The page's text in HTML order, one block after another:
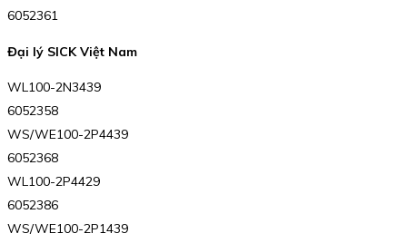
6052361
Đại lý SICK Việt Nam
WL100-2N3439
6052358
WS/WE100-2P4439
6052368
WL100-2P4429
6052386
WS/WE100-2P1439